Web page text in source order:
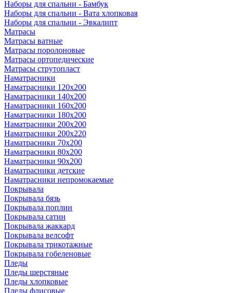
Наборы для спальни - Бамбук
Наборы для спальни - Вата хлопковая
Наборы для спальни - Эвкалипт
Матрасы
Матрасы ватные
Матрасы поролоновые
Матрасы ортопедические
Матрасы струтопласт
Наматрасники
Наматрасники 120х200
Наматрасники 140х200
Наматрасники 160х200
Наматрасники 180х200
Наматрасники 200х200
Наматрасники 200х220
Наматрасники 70х200
Наматрасники 80х200
Наматрасники 90х200
Наматрасники детские
Наматрасники непромокаемые
Покрывала
Покрывала бязь
Покрывала поплин
Покрывала сатин
Покрывала жаккард
Покрывала велсофт
Покрывала трикотажные
Покрывала гобеленовые
Пледы
Пледы шерстяные
Пледы хлопковые
Пледы флисовые